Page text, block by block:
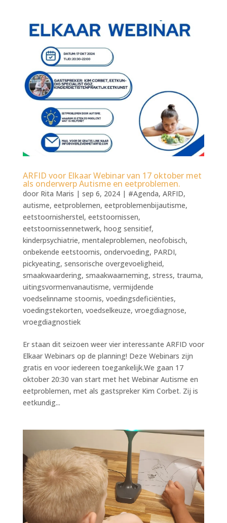
ARFID voor Elkaar Webinar van 17 oktober met
als onderwerp Autisme en eetproblemen.
door Rita Maris | sep 6, 2024| #Agenda, ARFID,
autisme, eetproblemen, eetproblemenbijautisme,
eetstoornisherstel, eetstoornissen,
eetstoornissennetwerk, hoog sensitief,
kinderpsychiatrie, mentaleproblemen, neofobisch,
onbekende eetstoornis, ondervoeding, PARDI,
pickyeating, sensorische overgevoeligheid,
smaakwaardering, smaakwaarneming, stress, trauma,
uitingsvormenvanautisme, vermijdende
voedselinname stoornis, voedingsdeficiënties,
voedingstekorten, voedselkeuze, vroegdiagnose,
vroegdiagnostiek
Er staan dit seizoen weer vier interessante ARFID voor
Elkaar Webinars op de planning! Deze Webinars zijn
gratis en voor iedereen toegankelijk.We gaan 17
oktober 20:30 van start met het Webinar Autisme en
eetproblemen, met als gastspreker Kim Corbet. Zij is
eetkundig...